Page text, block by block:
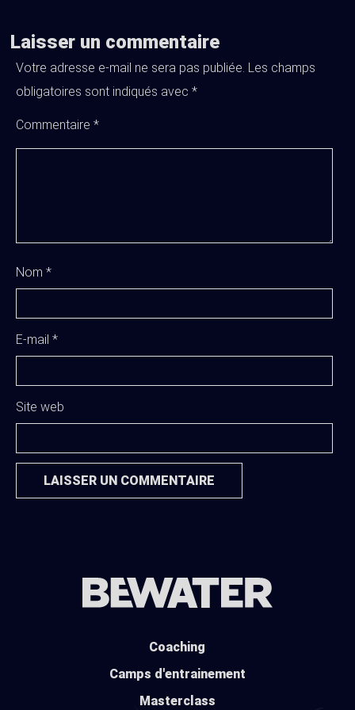
Laisser un commentaire
Votre adresse e-mail ne sera pas publiée. Les champs
obligatoires sont indiqués avec *
Commentaire *
Nom *
E-mail *
Site web
Coaching
Camps d'entrainement
Masterclass